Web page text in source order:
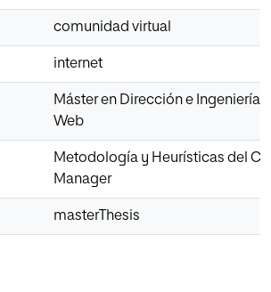
comunidad virtual
internet
Máster en Dirección e Ingeniería
Web
Metodología y Heurísticas del
Manager
masterThesis